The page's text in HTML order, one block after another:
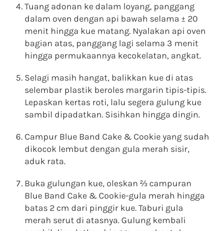
Tuang adonan ke dalam loyang, panggang
dalam oven dengan api bawah selama ± 20
menit hingga kue matang. Nyalakan api oven
bagian atas, panggang lagi selama 3 menit
hingga permukaannya kecokelatan, angkat.
Selagi masih hangat, balikkan kue di atas
selembar plastik beroles margarin tipis-tipis.
Lepaskan kertas roti, lalu segera gulung kue
sambil dipadatkan. Sisihkan hingga dingin.
Campur Blue Band Cake & Cookie yang sudah
dikocok lembut dengan gula merah sisir,
aduk rata.
Buka gulungan kue, oleskan ⅔ campuran
Blue Band Cake & Cookie-gula merah hingga
batas 2 cm dari pinggir kue. Taburi gula
merah serut di atasnya. Gulung kembali